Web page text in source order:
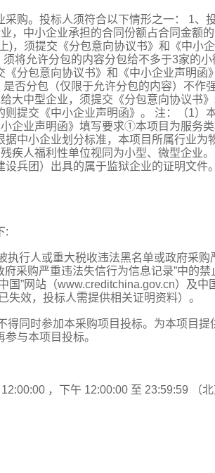
购。投标人须符合以下情形之一： 1、
，中小企业承担的合同份额占合同金额
)，须提交《分包意向协议书》和《中小
将允许分包的内容分包给不多于3家的小
分包意向协议书》和《中小企业声明函》
否分包（仅限于允许分包的内容）不作
大中型企业，须提交《分包意向协议书》
则提交《中小企业声明函》。 注：（1）
企业声明函》填写要求①本项目为服务
中小企业划分标准，本项目所属行业为
疾人福利性单位视同为小型、微型企业
兵团）出具的属于监狱企业的证明文件
:
执行人或重大税收违法黑名单或政府采购
采购严重违法失信行为信息记录”中的禁
国”网站（www.creditchina.gov.cn）及中
失效，投标人需提供相关证明资料）。
得同时参加本采购项目投标。为本项目提
与本项目投标。
，下午 12:00:00 至 23:59:59 （北